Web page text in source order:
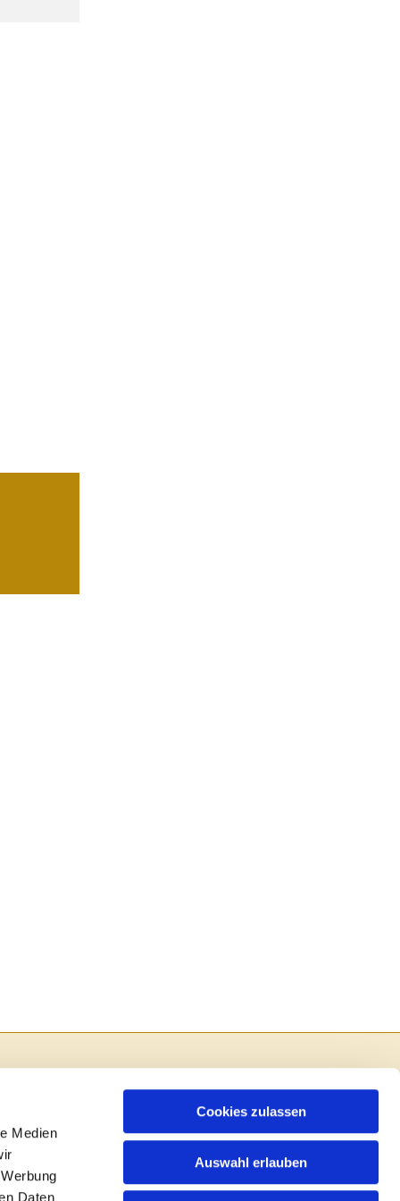
Medien
Daten
Cookies zulassen
Auswahl erlauben